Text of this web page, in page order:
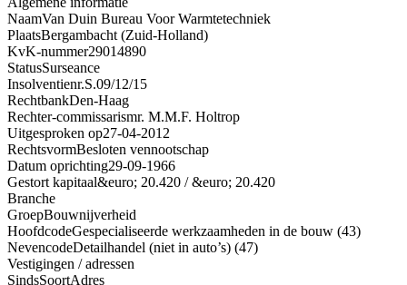
NaamVan Duin Bureau Voor Warmtetechniek
PlaatsBergambacht (Zuid-Holland)
KvK-nummer29014890
StatusSurseance
Insolventienr.S.09/12/15
RechtbankDen-Haag
Rechter-commissarismr. M.M.F. Holtrop
Uitgesproken op27-04-2012
RechtsvormBesloten vennootschap
Datum oprichting29-09-1966
Gestort kapitaal&euro; 20.420 / &euro; 20.420
Branche
GroepBouwnijverheid
HoofdcodeGespecialiseerde werkzaamheden in de bouw (43)
NevencodeDetailhandel (niet in auto’s) (47)
Vestigingen / adressen
SindsSoortAdres